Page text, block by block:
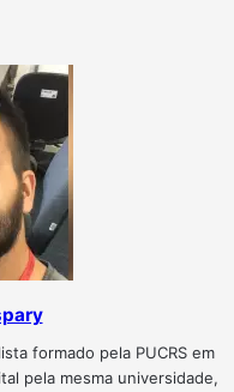
formado pela PUCRS em
pela mesma universidade,